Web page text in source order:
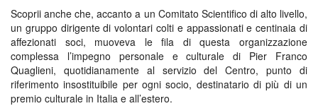
Scoprii anche che, accanto a un Comitato Scientifico di alto livello,
un gruppo dirigente di volontari colti e appassionati e centinaia di
affezionati soci, muoveva le fila di questa organizzazione
complessa l’impegno personale e culturale di Pier Franco
Quaglieni, quotidianamente al servizio del Centro, punto di
riferimento insostituibile per ogni socio, destinatario di più di un
premio culturale in Italia e all’estero.